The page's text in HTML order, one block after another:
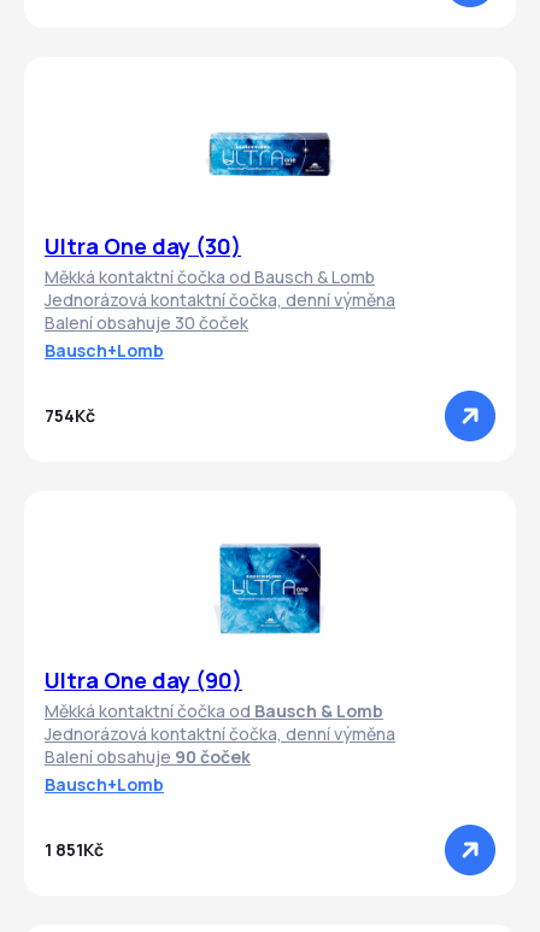
Ultra One day (30)
Měkká kontaktní čočka od Bausch & Lomb
Jednorázová kontaktní čočka, denní výměna
Balení obsahuje 30 čoček
Bausch+Lomb
754Kč
Ultra One day (90)
Měkká kontaktní čočka od Bausch & Lomb
Jednorázová kontaktní čočka, denní výměna
Balení obsahuje 90 čoček
Bausch+Lomb
1 851Kč